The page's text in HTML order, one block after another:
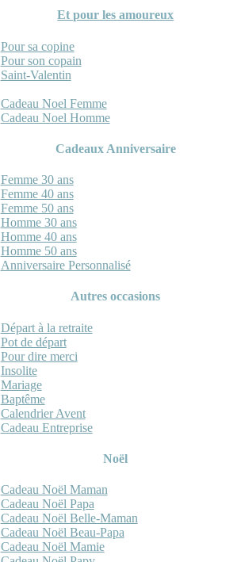
Et pour les amoureux
Pour sa copine
Pour son copain
Saint-Valentin
Cadeau Noel Femme
Cadeau Noel Homme
Cadeaux Anniversaire
Femme 30 ans
Femme 40 ans
Femme 50 ans
Homme 30 ans
Homme 40 ans
Homme 50 ans
Anniversaire Personnalisé
Autres occasions
Départ à la retraite
Pot de départ
Pour dire merci
Insolite
Mariage
Baptême
Calendrier Avent
Cadeau Entreprise
Noël
Cadeau Noël Maman
Cadeau Noël Papa
Cadeau Noël Belle-Maman
Cadeau Noël Beau-Papa
Cadeau Noël Mamie